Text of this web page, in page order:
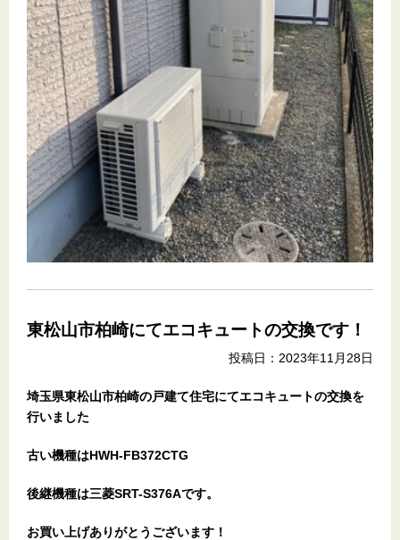
東松山市柏崎にてエコキュートの交換です！
投稿日：2023年11月28日
埼玉県東松山市柏崎の戸建て住宅にてエコキュートの交換を
行いました
古い機種はHWH-FB372CTG
後継機種は三菱SRT-S376Aです。
お買い上げありがとうございます！